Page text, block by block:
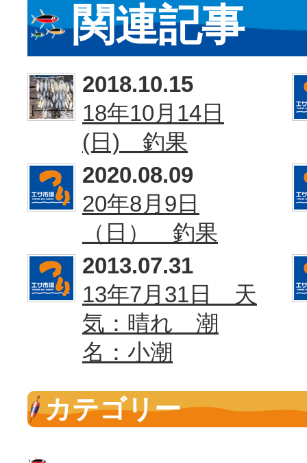
関連記事
2018.10.15
18年10月14日
(日) 釣果
2020.08.09
20年8月9日
（日） 釣果
2013.07.31
13年7月31日 天
気：晴れ 潮
名：小潮
カテゴリー